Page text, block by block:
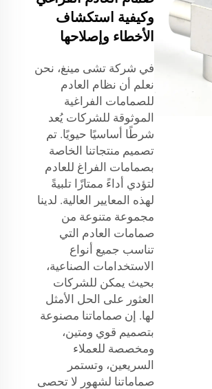
وكيفية استكشاف
الأخطاء وإصلاحها
في شركة تشى مينغ، نحن
نعلم أن نظام العادم
للصمامات الفراغية
الموثوقة للشركات يُعد
شرطًا أساسيًا حيويًا. تم
تصميم منتجاتنا الخاصة
بصمامات الفراغ للعادم
لتؤدي أداءً ممتازًا تلبيةً
لهذه المعايير العالية. لدينا
مجموعة متنوعة من
صمامات العادم التي
تناسب جميع أنواع
الاستخدامات الصناعية،
بحيث يمكن للشركات
العثور على الحل الأمثل
لها. إن صماماتنا مصنوعة
بتصميم قوي ومتين،
ومخصصة للعملاء
السريعين، وتستمر
صماماتنا لشهور لا تحصى